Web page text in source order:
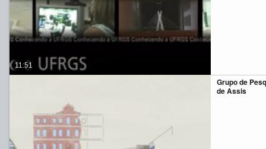
11:51
Grupo de
de Assis